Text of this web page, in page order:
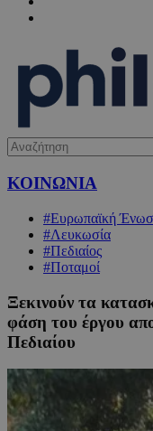
ΚΟΙΝΩΝΙΑ
#Ευρωπαϊκή
#Λευκωσία
#Πεδιαίος
#Ποταμοί
Ξεκινούν τα
φάση του έργου
Πεδιαίου